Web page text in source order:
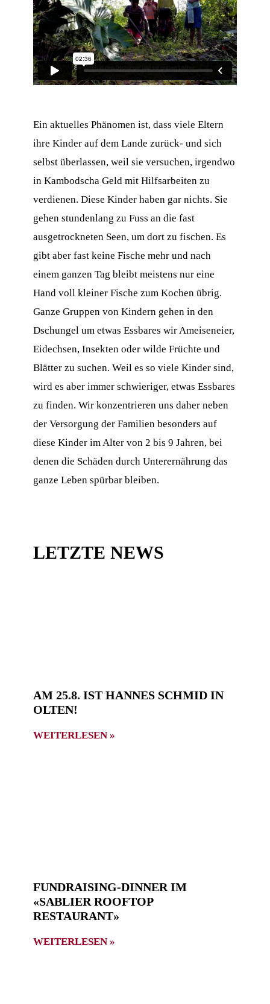
Ein aktuelles Phänomen ist, dass viele Eltern
ihre Kinder auf dem Lande zurück- und sich
selbst überlassen, weil sie versuchen, irgendwo
in Kambodscha Geld mit Hilfsarbeiten zu
verdienen. Diese Kinder haben gar nichts. Sie
gehen stundenlang zu Fuss an die fast
ausgetrockneten Seen, um dort zu fischen. Es
gibt aber fast keine Fische mehr und nach
einem ganzen Tag bleibt meistens nur eine
Hand voll kleiner Fische zum Kochen übrig.
Ganze Gruppen von Kindern gehen in den
Dschungel um etwas Essbares wir Ameiseneier,
Eidechsen, Insekten oder wilde Früchte und
Blätter zu suchen. Weil es so viele Kinder sind,
wird es aber immer schwieriger, etwas Essbares
zu finden. Wir konzentrieren uns daher neben
der Versorgung der Familien besonders auf
diese Kinder im Alter von 2 bis 9 Jahren, bei
denen die Schäden durch Unterernährung das
ganze Leben spürbar bleiben.
LETZTE NEWS
AM 25.8. IST HANNES SCHMID IN
OLTEN!
WEITERLESEN »
FUNDRAISING-DINNER IM
«SABLIER ROOFTOP
RESTAURANT»
WEITERLESEN »